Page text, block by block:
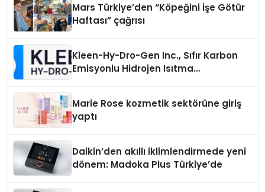
Mars Türkiye’den “Köpeğini İşe Götür
Haftası” çağrısı
Kleen-Hy-Dro-Gen Inc., Sıfır Karbon
Emisyonlu Hidrojen Isıtma
Marie Rose kozmetik sektörüne giriş
yaptı
Daikin’den akıllı iklimlendirmede yeni
dönem: Madoka Plus Türkiye’de